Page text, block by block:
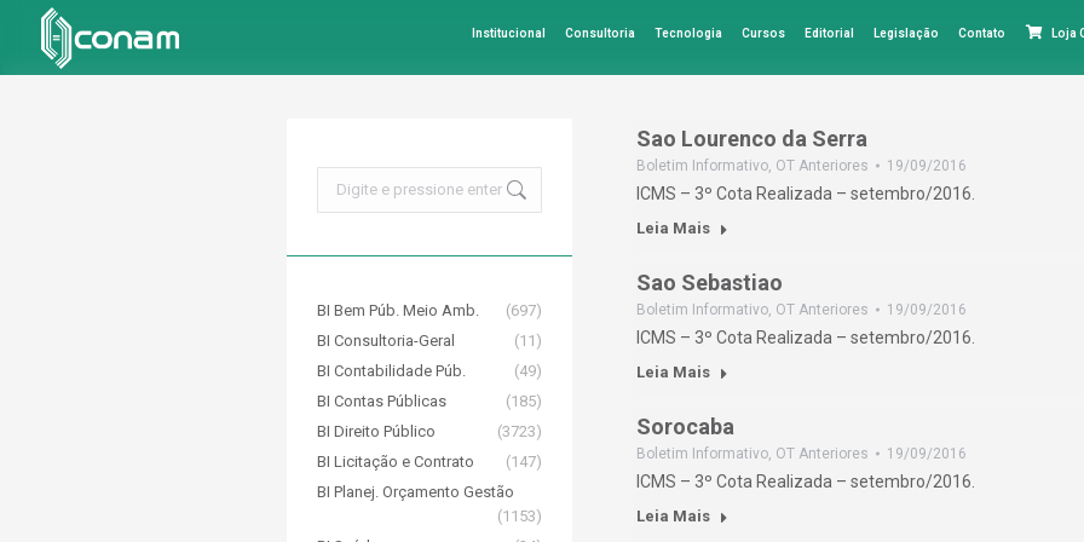
Institucional Consultoria Tecnologia Cursos Editorial Legislação Contato Loja
Sao Lourenco da Serra
Boletim Informativo, OT Anteriores 19/09/2016
ICMS – 3º Cota Realizada – setembro/2016.
Leia Mais
Sao Sebastiao
Boletim Informativo, OT Anteriores 19/09/2016
ICMS – 3º Cota Realizada – setembro/2016.
Leia Mais
Sorocaba
Boletim Informativo, OT Anteriores 19/09/2016
ICMS – 3º Cota Realizada – setembro/2016.
Leia Mais
BI Bem Púb. Meio Amb.
(697)
BI Consultoria-Geral
(11)
BI Contabilidade Púb.
(49)
BI Contas Públicas
(185)
BI Direito Público
(3723)
BI Licitação e Contrato
(147)
BI Planej. Orçamento Gestão
(1153)